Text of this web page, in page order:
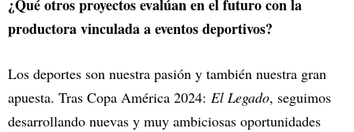
¿Qué otros proyectos evalúan en el futuro con la
productora vinculada a eventos deportivos?
Los deportes son nuestra pasión y también nuestra gran
apuesta. Tras Copa América 2024: El Legado, seguimos
desarrollando nuevas y muy ambiciosas oportunidades